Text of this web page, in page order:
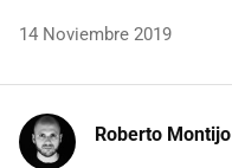
14 Noviembre 2019
Roberto Montijo